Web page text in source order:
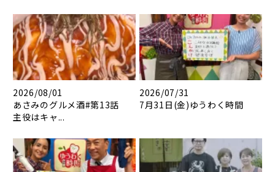
2026/08/01
あさみのグルメ酒#第13話
主役はキャ...
2026/07/31
7月31日(金)ゆうわく時間